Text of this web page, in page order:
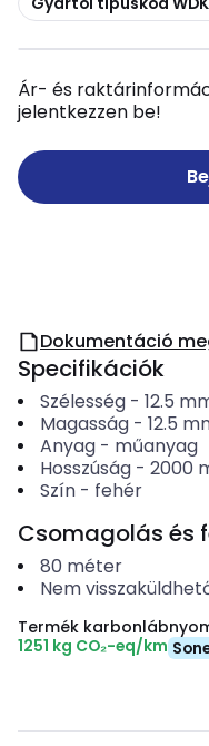
Ár- és
jelentkezzen be!
Dokumentáció
Specifikációk
Szélesség- 12.5
Magasság- 12.5
Anyag- műanyag
Hosszúság- 2000
Szín- fehér
Csomagolás és
80 méter
Nem
Termék
1251 kg CO₂-eq/km